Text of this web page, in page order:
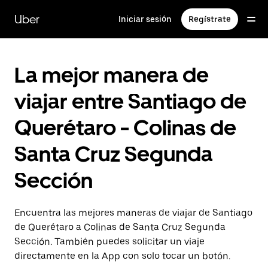
contenido
principal
Uber Iniciar sesión Regístrate
La mejor manera de
viajar entre Santiago de
Querétaro - Colinas de
Santa Cruz Segunda
Sección
Encuentra las mejores maneras de viajar de Santiago
de Querétaro a Colinas de Santa Cruz Segunda
Sección. También puedes solicitar un viaje
directamente en la App con solo tocar un botón.